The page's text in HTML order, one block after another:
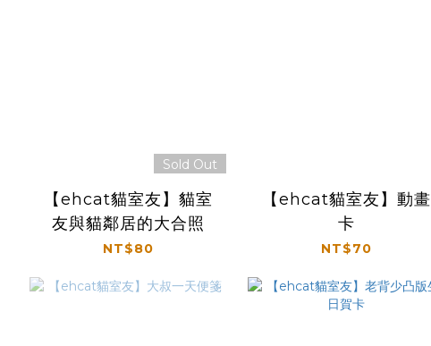
Sold Out
【ehcat貓室友】貓室
友與貓鄰居的大合照
NT$80
【ehcat貓室友】動畫
卡
NT$70